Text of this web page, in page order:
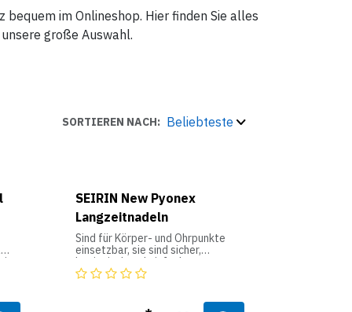
im Onlineshop. Hier finden Sie alles
große Auswahl.
SORTIEREN NACH: Beliebteste
SEIRIN New Pyonex
Langzeitnadeln
Sind für Körper- und Ohrpunkte
einsetzbar, sie sind sicher,
hygienisch und einfach zu
handhaben. Das atmungsaktive
exakte und dauerhafte Fixierung.